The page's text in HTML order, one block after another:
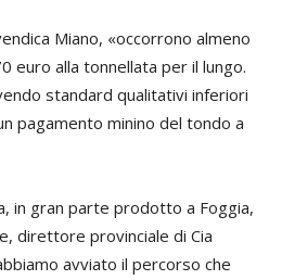
Miano, «occorrono almeno
euro alla tonnellata per il lungo.
standard qualitativi inferiori
pagamento minino del tondo a
in gran parte prodotto a Foggia,
direttore provinciale di Cia
avviato il percorso che